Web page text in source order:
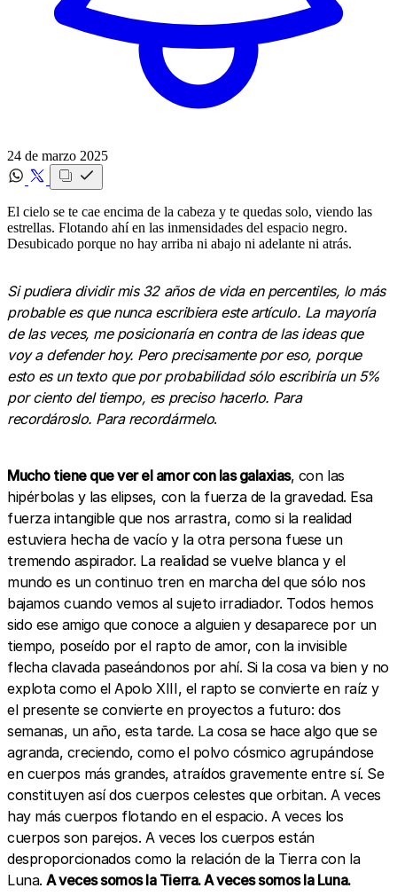
24 de marzo 2025
El cielo se te cae encima de la cabeza y te quedas solo, viendo las
estrellas. Flotando ahí en las inmensidades del espacio negro.
Desubicado porque no hay arriba ni abajo ni adelante ni atrás.
Si pudiera dividir mis 32 años de vida en percentiles, lo más
probable es que nunca escribiera este artículo. La mayoría
de las veces, me posicionaría en contra de las ideas que
voy a defender hoy. Pero precisamente por eso, porque
esto es un texto que por probabilidad sólo escribiría un 5%
por ciento del tiempo, es preciso hacerlo. Para
recordároslo. Para recordármelo.
Mucho tiene que ver el amor con las galaxias, con las
hipérbolas y las elipses, con la fuerza de la gravedad. Esa
fuerza intangible que nos arrastra, como si la realidad
estuviera hecha de vacío y la otra persona fuese un
tremendo aspirador. La realidad se vuelve blanca y el
mundo es un continuo tren en marcha del que sólo nos
bajamos cuando vemos al sujeto irradiador. Todos hemos
sido ese amigo que conoce a alguien y desaparece por un
tiempo, poseído por el rapto de amor, con la invisible
flecha clavada paseándonos por ahí. Si la cosa va bien y no
explota como el Apolo XIII, el rapto se convierte en raíz y
el presente se convierte en proyectos a futuro: dos
semanas, un año, esta tarde. La cosa se hace algo que se
agranda, creciendo, como el polvo cósmico agrupándose
en cuerpos más grandes, atraídos gravemente entre sí. Se
constituyen así dos cuerpos celestes que orbitan. A veces
hay más cuerpos flotando en el espacio. A veces los
cuerpos son parejos. A veces los cuerpos están
desproporcionados como la relación de la Tierra con la
Luna.A veces somos la Tierra. A veces somos la Luna.